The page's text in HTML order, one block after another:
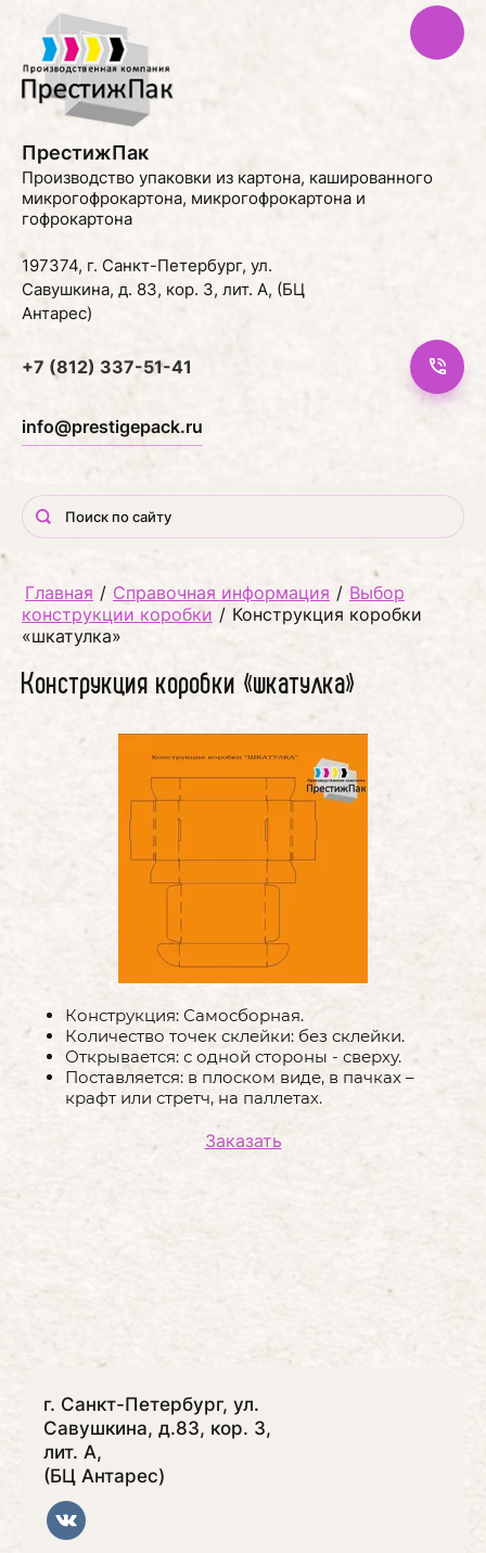
ПрестижПак
Производство упаковки из картона, кашированного
микрогофрокартона, микрогофрокартона и
гофрокартона
197374, г. Санкт-Петербург, ул.
Савушкина, д. 83, кор. 3, лит. А, (БЦ
Антарес)
+7 (812) 337-51-41
info@prestigepack.ru
Главная / Справочная информация / Выбор
конструкции коробки / Конструкция коробки
«шкатулка»
Конструкция коробки «шкатулка»
Конструкция: Самосборная.
Количество точек склейки: без склейки.
Открывается: с одной стороны - сверху.
Поставляется: в плоском виде, в пачках –
крафт или стретч, на паллетах.
Заказать
г. Санкт-Петербург, ул.
Савушкина, д.83, кор. 3,
лит. А,
(БЦ Антарес)